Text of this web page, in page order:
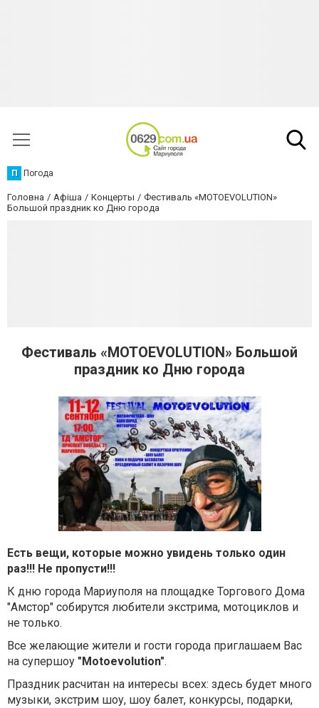
П Погода
Головна Афіша Концерты
Фестиваль «MOTOEVOLUTION»
Большой праздник ко Дню города
Фестиваль «MOTOEVOLUTION» Большой
праздник ко Дню города
Есть вещи, которые можно увидень только один
раз!!! Не пропусти!!!
К дню города Мариуполя на площадке Торгового Дома
"Амстор" собирутся любители экстрима, мотоциклов и
не только.
Все желающие жители и гости города приглашаем Вас
на супершоу "Motoevolution".
Праздник расчитан на интересы всех: здесь будет много
музыки, экстрим шоу, шоу балет, конкурсы, подарки,